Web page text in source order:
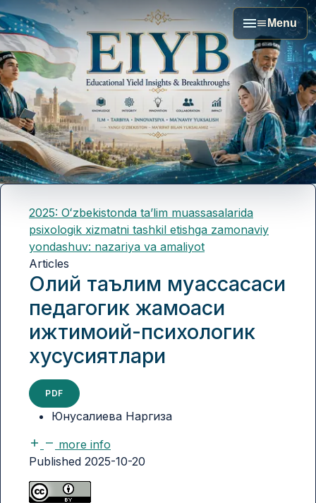
Menu
2025: Oʻzbekistonda taʼlim muassasalarida
psixologik xizmatni tashkil etishga zamonaviy
yondashuv: nazariya va amaliyot
Articles
Олий таълим муассасаси
педагогик жамоаси
ижтимоий-психологик
хусусиятлари
PDF
Юнусалиева Наргиза
more info
Published 2025-10-20